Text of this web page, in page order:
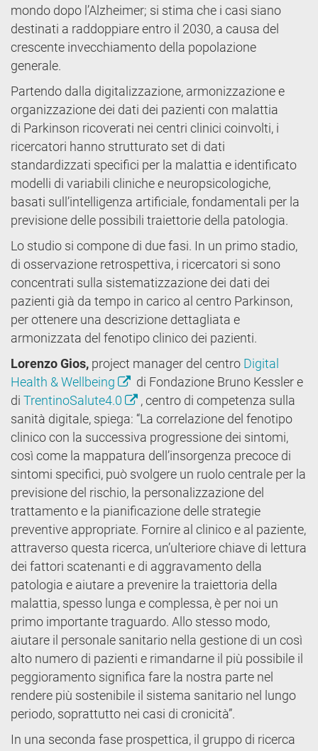
mondo dopo l’Alzheimer; si stima che i casi siano
destinati a raddoppiare entro il 2030, a causa del
crescente invecchiamento della popolazione
generale.
Partendo dalla digitalizzazione, armonizzazione e
organizzazione dei dati dei pazienti con malattia
di Parkinson ricoverati nei centri clinici coinvolti, i
ricercatori hanno strutturato set di dati
standardizzati specifici per la malattia e identificato
modelli di variabili cliniche e neuropsicologiche,
basati sull’intelligenza artificiale, fondamentali per la
previsione delle possibili traiettorie della patologia.
Lo studio si compone di due fasi. In un primo stadio,
di osservazione retrospettiva, i ricercatori si sono
concentrati sulla sistematizzazione dei dati dei
pazienti già da tempo in carico al centro Parkinson,
per ottenere una descrizione dettagliata e
armonizzata del fenotipo clinico dei pazienti.
Lorenzo Gios, project manager del centro Digital
Health & Wellbeing
di Fondazione Bruno Kessler e
di TrentinoSalute4.0
, centro di competenza sulla
sanità digitale, spiega: “La correlazione del fenotipo
clinico con la successiva progressione dei sintomi,
così come la mappatura dell’insorgenza precoce di
sintomi specifici, può svolgere un ruolo centrale per la
previsione del rischio, la personalizzazione del
trattamento e la pianificazione delle strategie
preventive appropriate. Fornire al clinico e al paziente,
attraverso questa ricerca, un’ulteriore chiave di lettura
dei fattori scatenanti e di aggravamento della
patologia e aiutare a prevenire la traiettoria della
malattia, spesso lunga e complessa, è per noi un
primo importante traguardo. Allo stesso modo,
aiutare il personale sanitario nella gestione di un così
alto numero di pazienti e rimandarne il più possibile il
peggioramento significa fare la nostra parte nel
rendere più sostenibile il sistema sanitario nel lungo
periodo, soprattutto nei casi di cronicità”.
In una seconda fase prospettica, il gruppo di ricerca